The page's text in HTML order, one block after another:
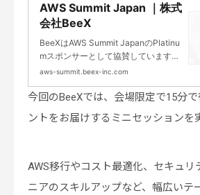
AWS Summit Japan ｜株式
会社BeeX
BeeXはAWS Summit JapanのPlatinu
mスポンサーとして協賛しています。
基幹システムのクラウド移行/構築と
トする総合クラウドインテグレーター
弊社エキスパートによるご説明及び、
aws-summit.beex-inc.com
今回のBeeXでは、会場限定で15分
ントをお届けするミニセッションを
AWS移行やコスト最適化、セキュリ
ニアのスキルアップなど、幅広いテ